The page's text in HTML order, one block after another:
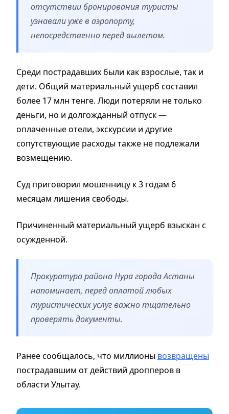
отсутствии бронирования туристы
узнавали уже в аэропорту,
непосредственно перед вылетом.
Среди пострадавших были как взрослые, так и
дети. Общий материальный ущерб составил
более 17 млн тенге. Люди потеряли не только
деньги, но и долгожданный отпуск —
оплаченные отели, экскурсии и другие
сопутствующие расходы также не подлежали
возмещению.
Суд приговорил мошенницу к 3 годам 6
месяцам лишения свободы.
Причиненный материальный ущерб взыскан с
осужденной.
Прокуратура района Нура города Астаны
напоминает, перед оплатой любых
туристических услуг важно тщательно
проверять документы.
Ранее сообщалось, что миллионы возвращены
пострадавшим от действий дропперов в
области Улытау.